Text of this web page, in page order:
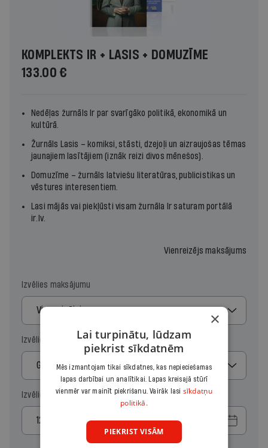
KOMPLEKTS IR + LASIS + DOMUZĪME
133.00 €
Nedēļas žurnāls Ir par svarīgāko politikā, ekonomikā un
kultūrā.
Žurnāls Lasis – komiksi, stāsti, dzejoļi un aizraujošas tēmas
jaunajiem lasītājiem (iznāk reizi divos mēnešos).
Domuzīme – žurnāls latviešu literatūras, publicistikas un
vēstures interesentiem.
Lasi mājās vai piekļūsti visam žurnāla Irsaturam portālā
ir.lv
Vienreizējs maksājums
Izvēlies maksājumu
Vienreizējais
Izvēlies periodu
Gads
Izvēlies sākuma datumu
×
Lai turpinātu, lūdzam
piekrist sīkdatnēm
Mēs izmantojam tikai sīkdatnes, kas nepieciešamas
lapas darbībai un analītikai. Lapas kreisajā stūrī
vienmēr var mainīt piekrišanu. Vairāk lasi sīkdatņu
politikā.
PIEKRIST VISĀM